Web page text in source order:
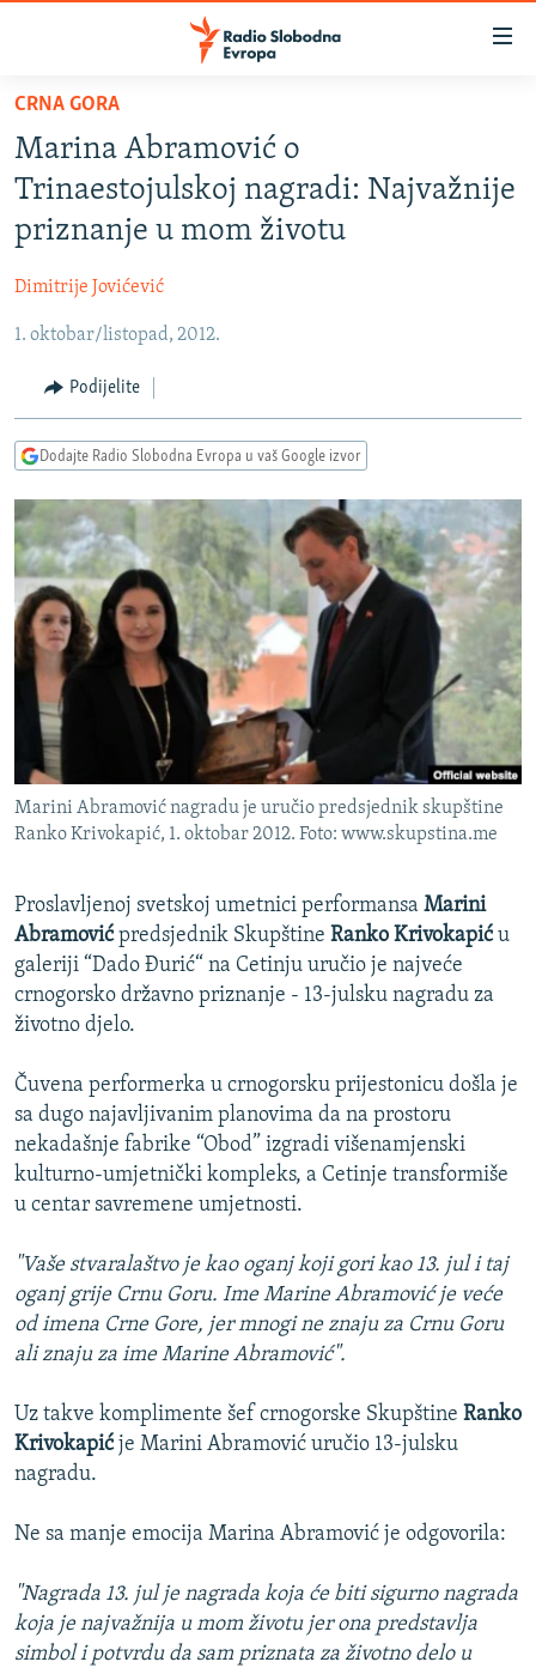
Pređite
glavni
sadržaj
Pređite
na
glavnu
navigaciju
Pređite
pretragu
BOSNA I HERCEGOVINA
SRBIJA
CRNA GORA
VIZUELNO
VIDEO
INFOGRAFIKE
PODCASTI
KINA NA BALKANU
RSE PRIČE IZ SVIJETA
ISPRIČAJ MI
DNEVNO@RSE
SPECIJALI RSE
VIŠE OD NASLOVA
GENOCID U SREBRENICI
POPLAVE I KLIZIŠTA U BIH 2024.
TV LIBERTY
MOJA EVROPA
TRI DECENIJE OD RATA U BIH
SVE KARTE DEJTONA
NASTANAK I RASPAD JUGOSLAVIJE
PRATITE NAS
Sve RFE/RL stranice
CRNA GORA
Marina Abramović o
Trinaestojulskoj nagradi: Najvažnije
priznanje u mom životu
Dimitrije Jovićević
1. oktobar/listopad, 2012.
Podijelite
Dodajte Radio Slobodna Evropa u vaš Google izvor
Marini Abramović nagradu je uručio predsjednik skupštine
Ranko Krivokapić, 1. oktobar 2012. Foto: www.skupstina.me
Proslavljenoj svetskoj umetnici performansa Marini
Abramovićpredsjednik Skupštine Ranko Krivokapiću
galeriji “Dado Đurić“ na Cetinju uručio je najveće
crnogorsko državno priznanje - 13-julsku nagradu za
životno djelo.
Čuvena performerka u crnogorsku prijestonicu došla je
sa dugo najavljivanim planovima da na prostoru
nekadašnje fabrike “Obod” izgradi višenamjenski
kulturno-umjetnički kompleks, a Cetinje transformiše
u centar savremene umjetnosti.
"Vaše stvaralaštvo je kao oganj koji gori kao 13. jul i taj
oganj grije Crnu Goru. Ime Marine Abramović je veće
od imena Crne Gore, jer mnogi ne znaju za Crnu Goru
ali znaju za ime Marine Abramović".
Uz takve komplimente šef crnogorske Skupštine Ranko
Krivokapićje Marini Abramović uručio 13-julsku
nagradu.
Ne sa manje emocija Marina Abramović je odgovorila:
"Nagrada 13. jul je nagrada koja će biti sigurno nagrada
koja je najvažnija u mom životu jer ona predstavlja
simbol i potvrdu da sam priznata za životno delo u